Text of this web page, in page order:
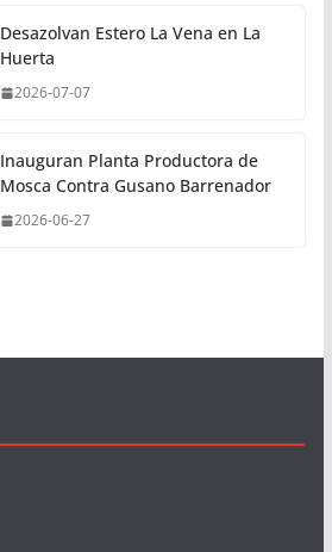
Desazolvan Estero La Vena en La
Huerta
2026-07-07
Inauguran Planta Productora de
Mosca Contra Gusano Barrenador
2026-06-27